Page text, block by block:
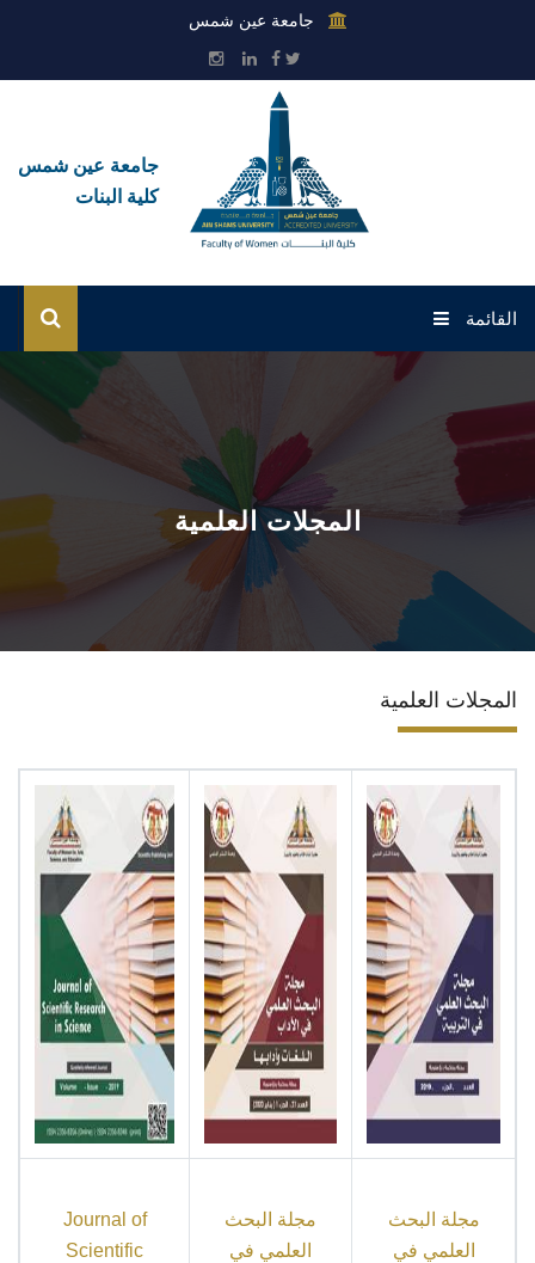
جامعة عين شمس
جامعة عين شمس
كلية البنات
القائمة
عن الكلية
القطاعات
الاقسام
البرامج الدراسية
إقتصاد منزلي
المجلات العلمية
المجلات العلمية
مجلة البحث
العلمي في
مجلة البحث
العلمي في
Journal of
Scientific